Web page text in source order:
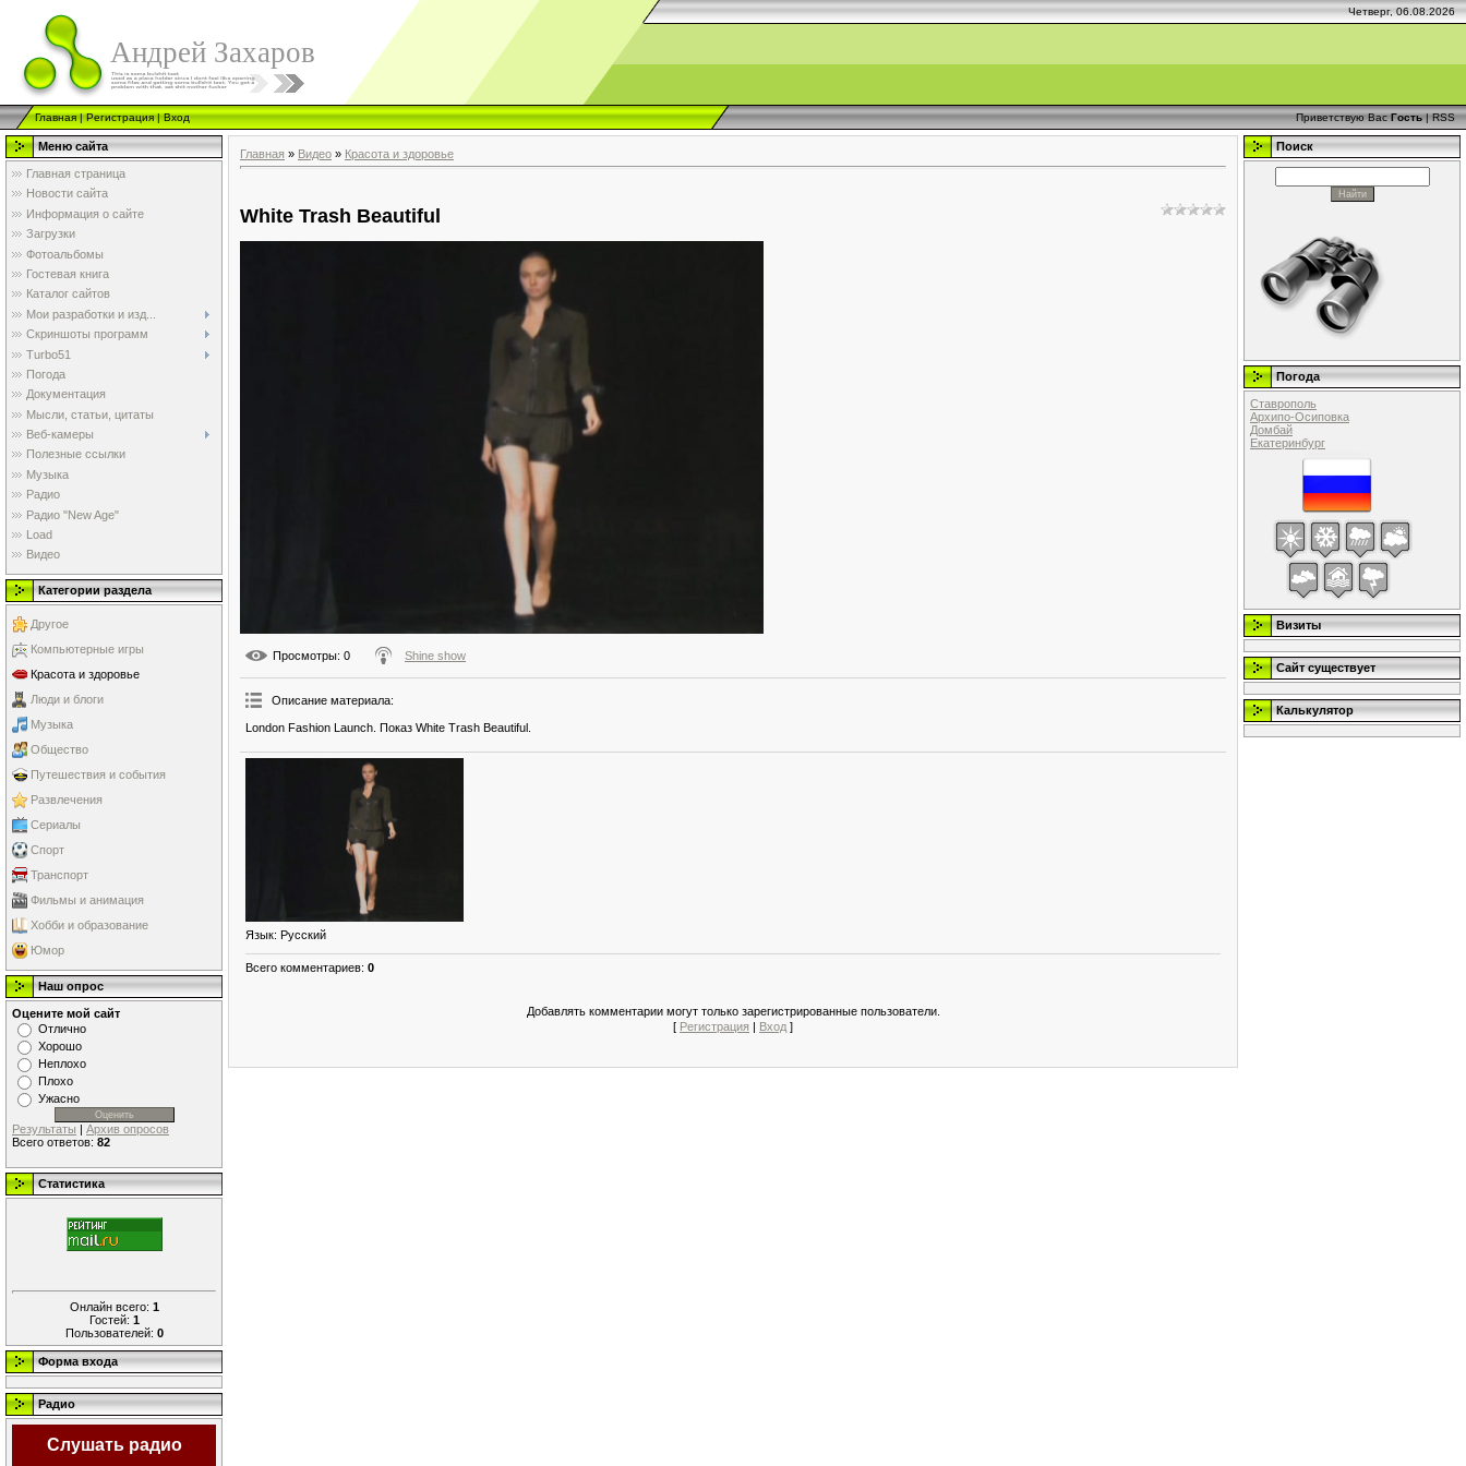
Четверг, 06.08.2026
Андрей Захаров
Главная|Регистрация|Вход Приветствую Вас Гость|RSS
Меню сайта
Главная страница
Новости сайта
Информация о сайте
Загрузки
Фотоальбомы
Гостевая книга
Каталог сайтов
Мои разработки и изд...
Скриншоты программ
Turbo51
Погода
Документация
Мысли, статьи, цитаты
Веб-камеры
Полезные ссылки
Музыка
Радио
Радио "New Age"
Load
Видео
Категории раздела
Другое
Компьютерные игры
Красота и здоровье
Люди и блоги
Музыка
Общество
Путешествия и события
Развлечения
Сериалы
Спорт
Транспорт
Фильмы и анимация
Хобби и образование
Юмор
Наш опрос
Оцените мой сайт
Отлично
Хорошо
Неплохо
Плохо
Ужасно
Результаты | Архив опросов
Всего ответов: 82
Статистика
Онлайн всего: 1
Гостей: 1
Пользователей: 0
Форма входа
Радио
Слушать радио
Главная » Видео » Красота и здоровье
White Trash Beautiful
Просмотры: 0 Shine show
Описание материала:
London Fashion Launch. Показ White Trash Beautiful.
Язык: Русский
Всего комментариев: 0
Добавлять комментарии могут только зарегистрированные пользователи.
[ Регистрация | Вход ]
Поиск
Погода
Ставрополь
Архипо-Осиповка
Домбай
Екатеринбург
Визиты
Сайт существует
Калькулятор